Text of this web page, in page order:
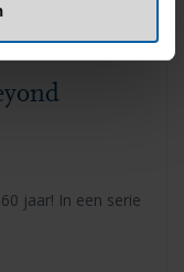
jaar! In een serie